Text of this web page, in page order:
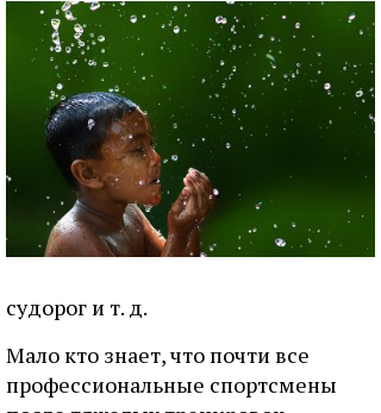
судорог и т. д.
Мало кто знает, что почти все
профессиональные спортсмены